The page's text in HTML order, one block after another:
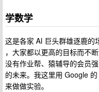
学数学
这是各家 AI 巨头群雄逐鹿的
，大家都以更高的目标而不
没有作业帮、猿辅导的会员
的未来。我这里用 Google
来做做实验。